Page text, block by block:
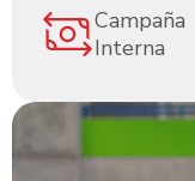
Campaña
Interna
Slide 2 of 3.